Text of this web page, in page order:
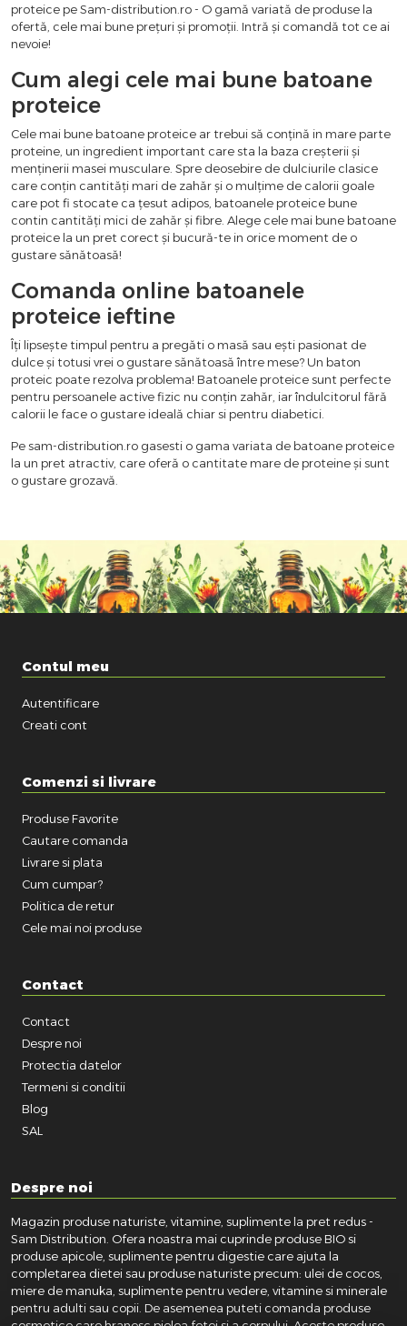
proteice pe Sam-distribution.ro - O gamă variată de produse la
ofertă, cele mai bune prețuri și promoții. Intră și comandă tot ce ai
nevoie!
Cum alegi cele mai bune batoane
proteice
Cele mai bune batoane proteice ar trebui să conțină in mare parte
proteine, un ingredient important care sta la baza creșterii și
menținerii masei musculare. Spre deosebire de dulciurile clasice
care conțin cantități mari de zahăr și o mulțime de calorii goale
care pot fi stocate ca țesut adipos, batoanele proteice bune
contin cantități mici de zahăr și fibre. Alege cele mai bune batoane
proteice la un pret corect și bucură-te in orice moment de o
gustare sănătoasă!
Comanda online batoanele
proteice ieftine
Îți lipsește timpul pentru a pregăti o masă sau ești pasionat de
dulce și totusi vrei o gustare sănătoasă între mese? Un baton
proteic poate rezolva problema! Batoanele proteice sunt perfecte
pentru persoanele active fizic nu conțin zahăr, iar îndulcitorul fără
calorii le face o gustare ideală chiar si pentru diabetici.
Pe sam-distribution.ro gasesti o gama variata de batoane proteice
la un pret atractiv, care oferă o cantitate mare de proteine ​​și sunt
o gustare grozavă.
Contul meu
Autentificare
Creati cont
Comenzi si livrare
Produse Favorite
Cautare comanda
Livrare si plata
Cum cumpar?
Politica de retur
Cele mai noi produse
Contact
Contact
Despre noi
Protectia datelor
Termeni si conditii
Blog
SAL
Despre noi
Magazin produse naturiste, vitamine, suplimente la pret redus -
Sam Distribution. Ofera noastra mai cuprinde produse BIO si
produse apicole, suplimente pentru digestie care ajuta la
completarea dietei sau produse naturiste precum: ulei de cocos,
miere de manuka, suplimente pentru vedere, vitamine si minerale
pentru adulti sau copii. De asemenea puteti comanda produse